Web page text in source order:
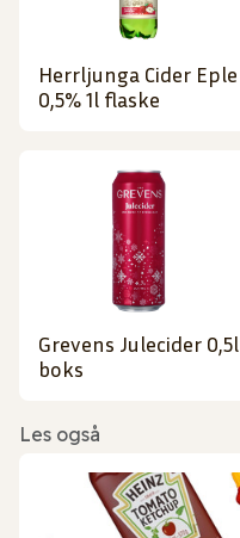
Herrljunga Cider Eple
0,5% 1l flaske
Grevens Julecider 0,5l
boks
Les også